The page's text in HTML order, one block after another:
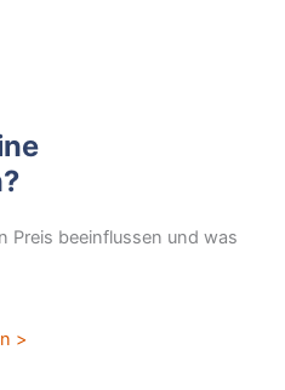
Preis beeinflussen und was
>